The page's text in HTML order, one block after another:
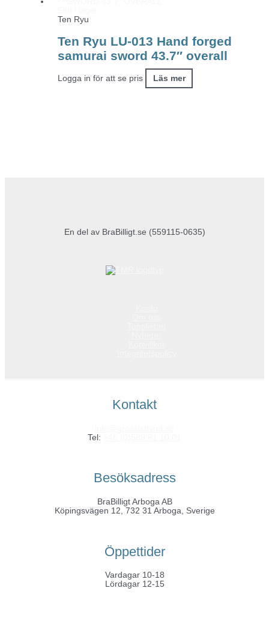
Ten Ryu
Ten Ryu LU-013 Hand forged
samurai sword 43.7″ overall
Logga in för att se pris Läs mer
En del av BraBilligt.se (559115-0635)
Kontakt
Tel:
Besöksadress
BraBilligt Arboga AB
Köpingsvägen 12, 732 31 Arboga, Sverige
Öppettider
Vardagar 10-18
Lördagar 12-15